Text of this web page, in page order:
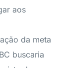
aos
da meta
buscaria